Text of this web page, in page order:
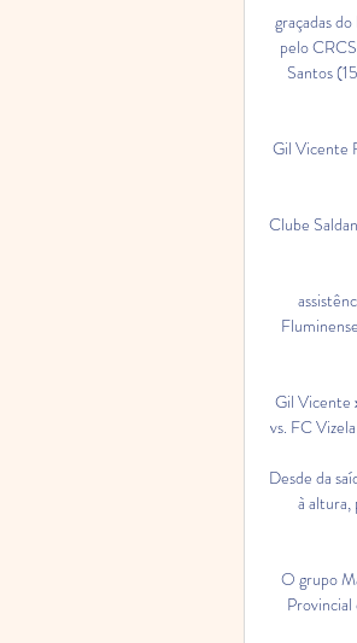
graçadas
pelo
Santos
Gil Vicente
Clube
Gil Vicente
vs. FC
Desde da
à altura,
O grupo